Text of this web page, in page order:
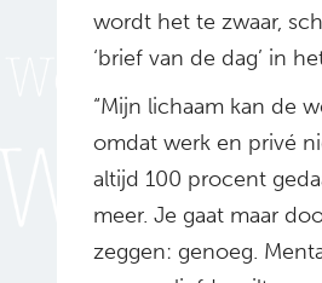
wordt het te zwaar,
‘brief van de dag’ in
“Mijn lichaam kan de
omdat werk en privé
altijd 100 procent
meer. Je gaat maar
zeggen: genoeg.